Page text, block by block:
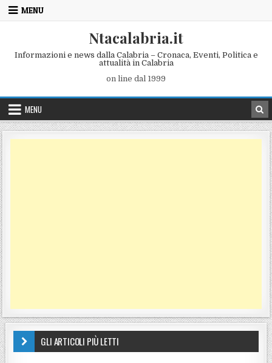
Skip to content
MENU
Ntacalabria.it
Informazioni e news dalla Calabria – Cronaca, Eventi, Politica e
attualità in Calabria
on line dal 1999
MENU
GLI ARTICOLI PIÙ LETTI